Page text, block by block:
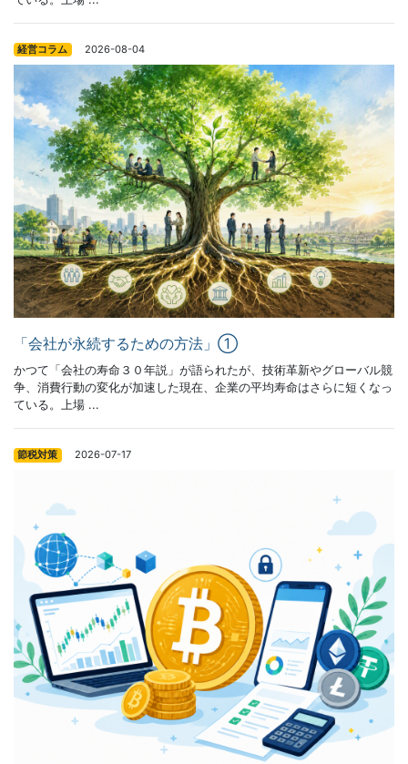
経営コラム 2026-08-04
「会社が永続するための方法」①
かつて「会社の寿命３０年説」が語られたが、技術革新やグローバル競
争、消費行動の変化が加速した現在、企業の平均寿命はさらに短くなっ
ている。上場 ...
節税対策 2026-07-17